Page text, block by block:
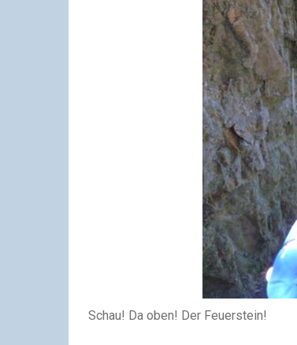
Schau! Da oben! Der Feuerstein!